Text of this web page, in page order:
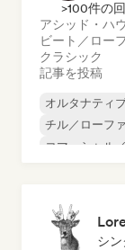
>100件の
アシッド・ハ
ビート／ロー
クラシック
記事を投稿
オルタナティ
チル／ローフ
コマーシャル
シ